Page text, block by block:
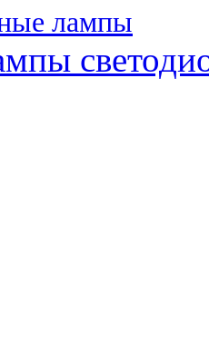
лампы